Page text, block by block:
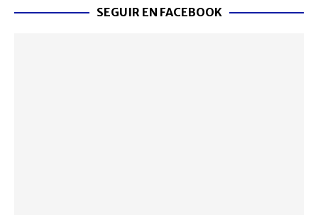
SEGUIR EN FACEBOOK